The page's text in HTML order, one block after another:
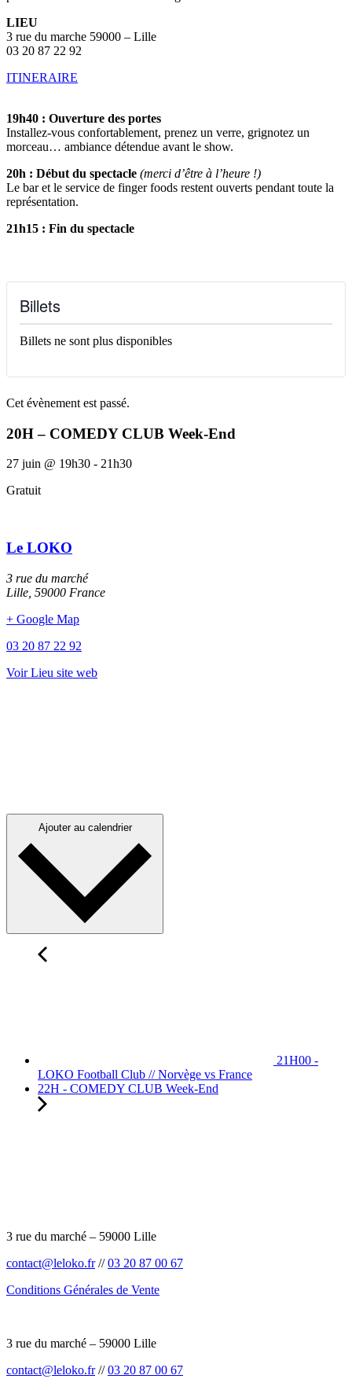
LIEU
3 rue du marche 59000 – Lille
03 20 87 22 92
ITINERAIRE
19h40 : Ouverture des portes
Installez-vous confortablement, prenez un verre, grignotez un
morceau… ambiance détendue avant le show.
20h : Début du spectacle (merci d’être à l’heure !)
Le bar et le service de finger foods restent ouverts pendant toute la
représentation.
21h15 : Fin du spectacle
Billets
Billets ne sont plus disponibles
Cet évènement est passé.
20H – COMEDY CLUB Week-End
27 juin @ 19h30 - 21h30
Gratuit
Le LOKO
3 rue du marché
Lille 59000 France
+ Google Map
03 20 87 22 92
Voir Lieu site web
Ajouter au calendrier
21H00 -
LOKO Football Club // Norvège vs France
22H - COMEDY CLUB Week-End
3 rue du marché – 59000 Lille
contact@leloko.fr//03 20 87 00 67
Conditions Générales de Vente
3 rue du marché – 59000 Lille
contact@leloko.fr//03 20 87 00 67